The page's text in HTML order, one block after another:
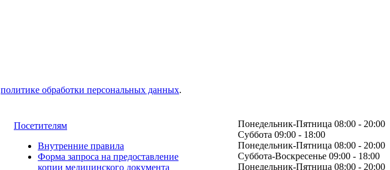
политике обработки персональных данных.
Понедельник-Пятница 08:00 - 20:00
Суббота 09:00 - 18:00
Понедельник-Пятница 08:00 - 20:00
Суббота-Воскресенье 09:00 - 18:00
Понедельник-Пятница 08:00 - 20:00
Посетителям
Внутренние правила
Форма запроса на предоставление
копии медицинского документа